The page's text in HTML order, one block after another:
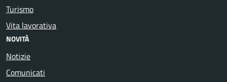
Turismo
Vita lavorativa
NOVITÀ
Notizie
Comunicati